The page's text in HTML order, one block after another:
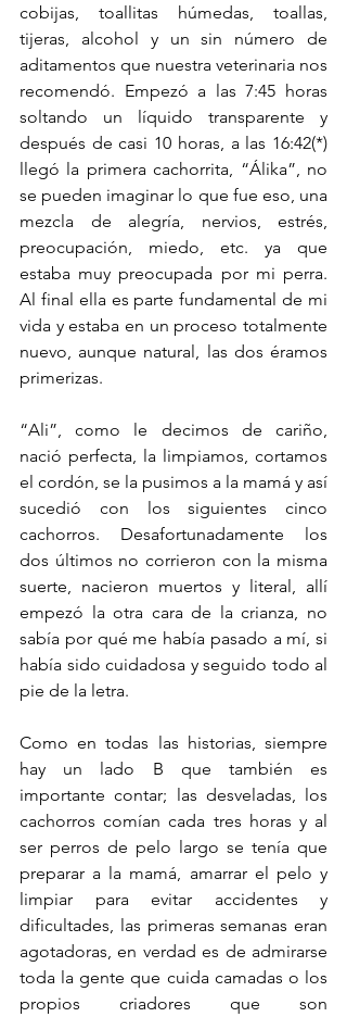
cobijas, toallitas húmedas, toallas,
tijeras, alcohol y un sin número de
aditamentos que nuestra veterinaria nos
recomendó. Empezó a las 7:45 horas
soltando un líquido transparente y
después de casi 10 horas, a las 16:42(*)
llegó la primera cachorrita, “Álika”, no
se pueden imaginar lo que fue eso, una
mezcla de alegría, nervios, estrés,
preocupación, miedo, etc. ya que
estaba muy preocupada por mi perra.
Al final ella es parte fundamental de mi
vida y estaba en un proceso totalmente
nuevo, aunque natural, las dos éramos
primerizas.
“Ali”, como le decimos de cariño,
nació perfecta, la limpiamos, cortamos
el cordón, se la pusimos a la mamá y así
sucedió con los siguientes cinco
cachorros. Desafortunadamente los
dos últimos no corrieron con la misma
suerte, nacieron muertos y literal, allí
empezó la otra cara de la crianza, no
sabía por qué me había pasado a mí, si
había sido cuidadosa y seguido todo al
pie de la letra.
Como en todas las historias, siempre
hay un lado B que también es
importante contar; las desveladas, los
cachorros comían cada tres horas y al
ser perros de pelo largo se tenía que
preparar a la mamá, amarrar el pelo y
limpiar para evitar accidentes y
dificultades, las primeras semanas eran
agotadoras, en verdad es de admirarse
toda la gente que cuida camadas o los
propios criadores que son